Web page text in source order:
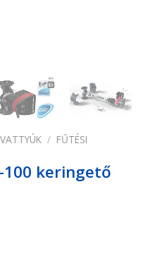
/ FŰTÉSI
keringető